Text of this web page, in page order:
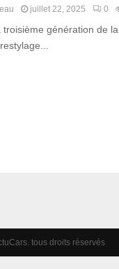
juillet 22, 2025 0
troisième génération de
tous droits réservés